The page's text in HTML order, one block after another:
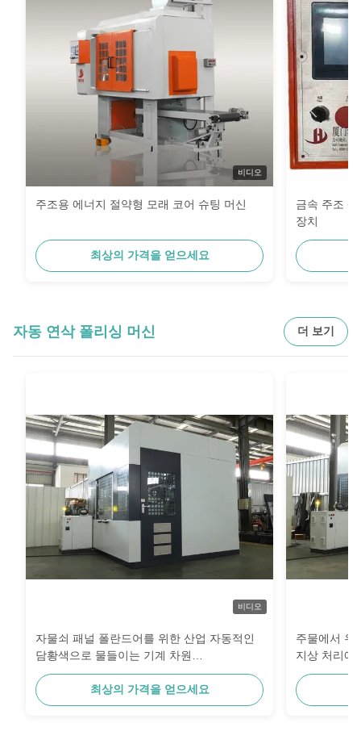
비디오
주조용 에너지 절약형 모래 코어 슈팅 머신
최상의 가격을 얻으세요
금속 주조
장치
자동 연삭 폴리싱 머신 더 보기
비디오
자물쇠 패널 폴란드어를 위한 산업 자동적인
담황색으로 물들이는 기계 차원
4400x3400x2900
최상의 가격을 얻으세요
주물에서 우
지상 처리에
공